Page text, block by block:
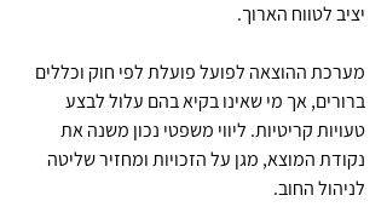
יציב לטווח הארוך.
מערכת ההוצאה לפועל פועלת לפי חוק וכללים
ברורים, אך מי שאינו בקיא בהם עלול לבצע
טעויות קריטיות. ליווי משפטי נכון משנה את
נקודת המוצא, מגן על הזכויות ומחזיר שליטה
לניהול החוב.